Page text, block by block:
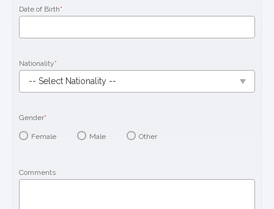
Date of Birth*
Nationality*
Gender*
Female Male Other
Comments